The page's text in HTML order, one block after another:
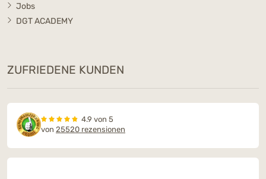
Jobs
DGT ACADEMY
ZUFRIEDENE KUNDEN
4.9 von 5
von 25520 rezensionen